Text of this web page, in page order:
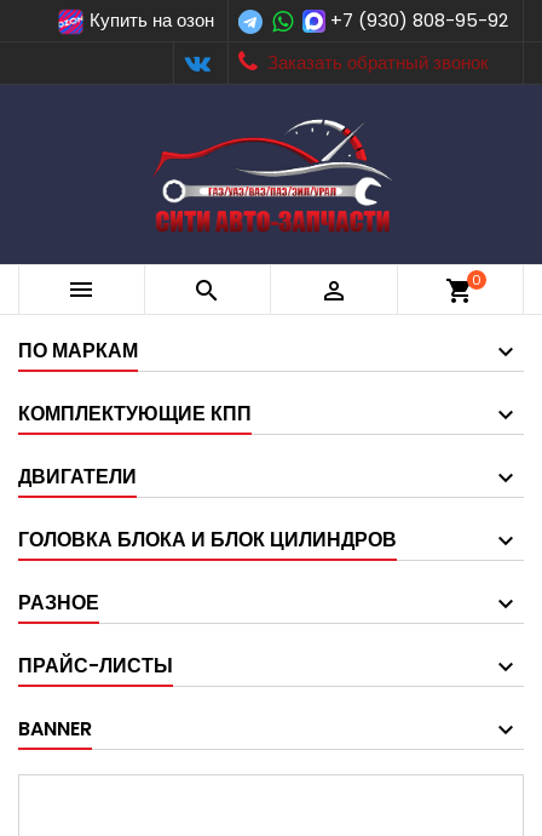
Купить на озон
+7 (930) 808-95-92
Заказать обратный звонок
   shopping_cart0
ПО МАРКАМ
КОМПЛЕКТУЮЩИЕ КПП
ДВИГАТЕЛИ
ГОЛОВКА БЛОКА И БЛОК ЦИЛИНДРОВ
РАЗНОЕ
ПРАЙС-ЛИСТЫ
BANNER